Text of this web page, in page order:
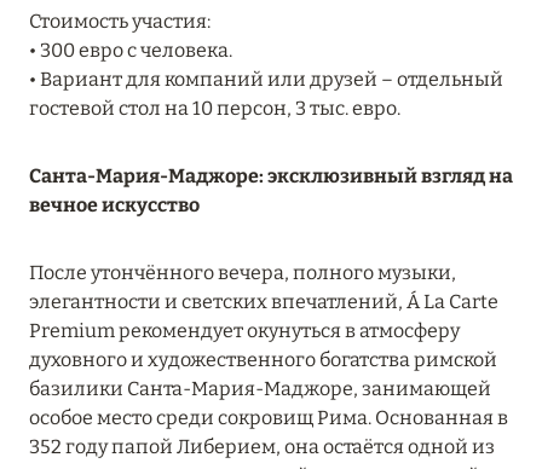
THE NAUTILUS MALDIVES: МАНТЫ, КИТОВЫЕ
АКУЛЫ И ПРЕДЛОЖЕНИЯ ОТ ОТЕЛЯ
Подробнее
30 июля 2024
СПЕЦИАЛЬНЫМ ЦЕНАМ
Подробнее
19 июля 2024
BIJAL: АКТУАЛЬНЫЕ СПЕЦИАЛЬНЫЕ
Стоимость участия:
• 300 евро с человека.
• Вариант для компаний или друзей – отдельный
гостевой стол на 10 персон, 3 тыс. евро.
Санта-Мария-Маджоре: эксклюзивный взгляд на
вечное искусство
После утончённого вечера, полного музыки,
элегантности и светских впечатлений, Á La Carte
Premium рекомендует окунуться в атмосферу
духовного и художественного богатства римской
базилики Санта-Мария-Маджоре, занимающей
особое место среди сокровищ Рима. Основанная в
352 году папой Либерием, она остаётся одной из